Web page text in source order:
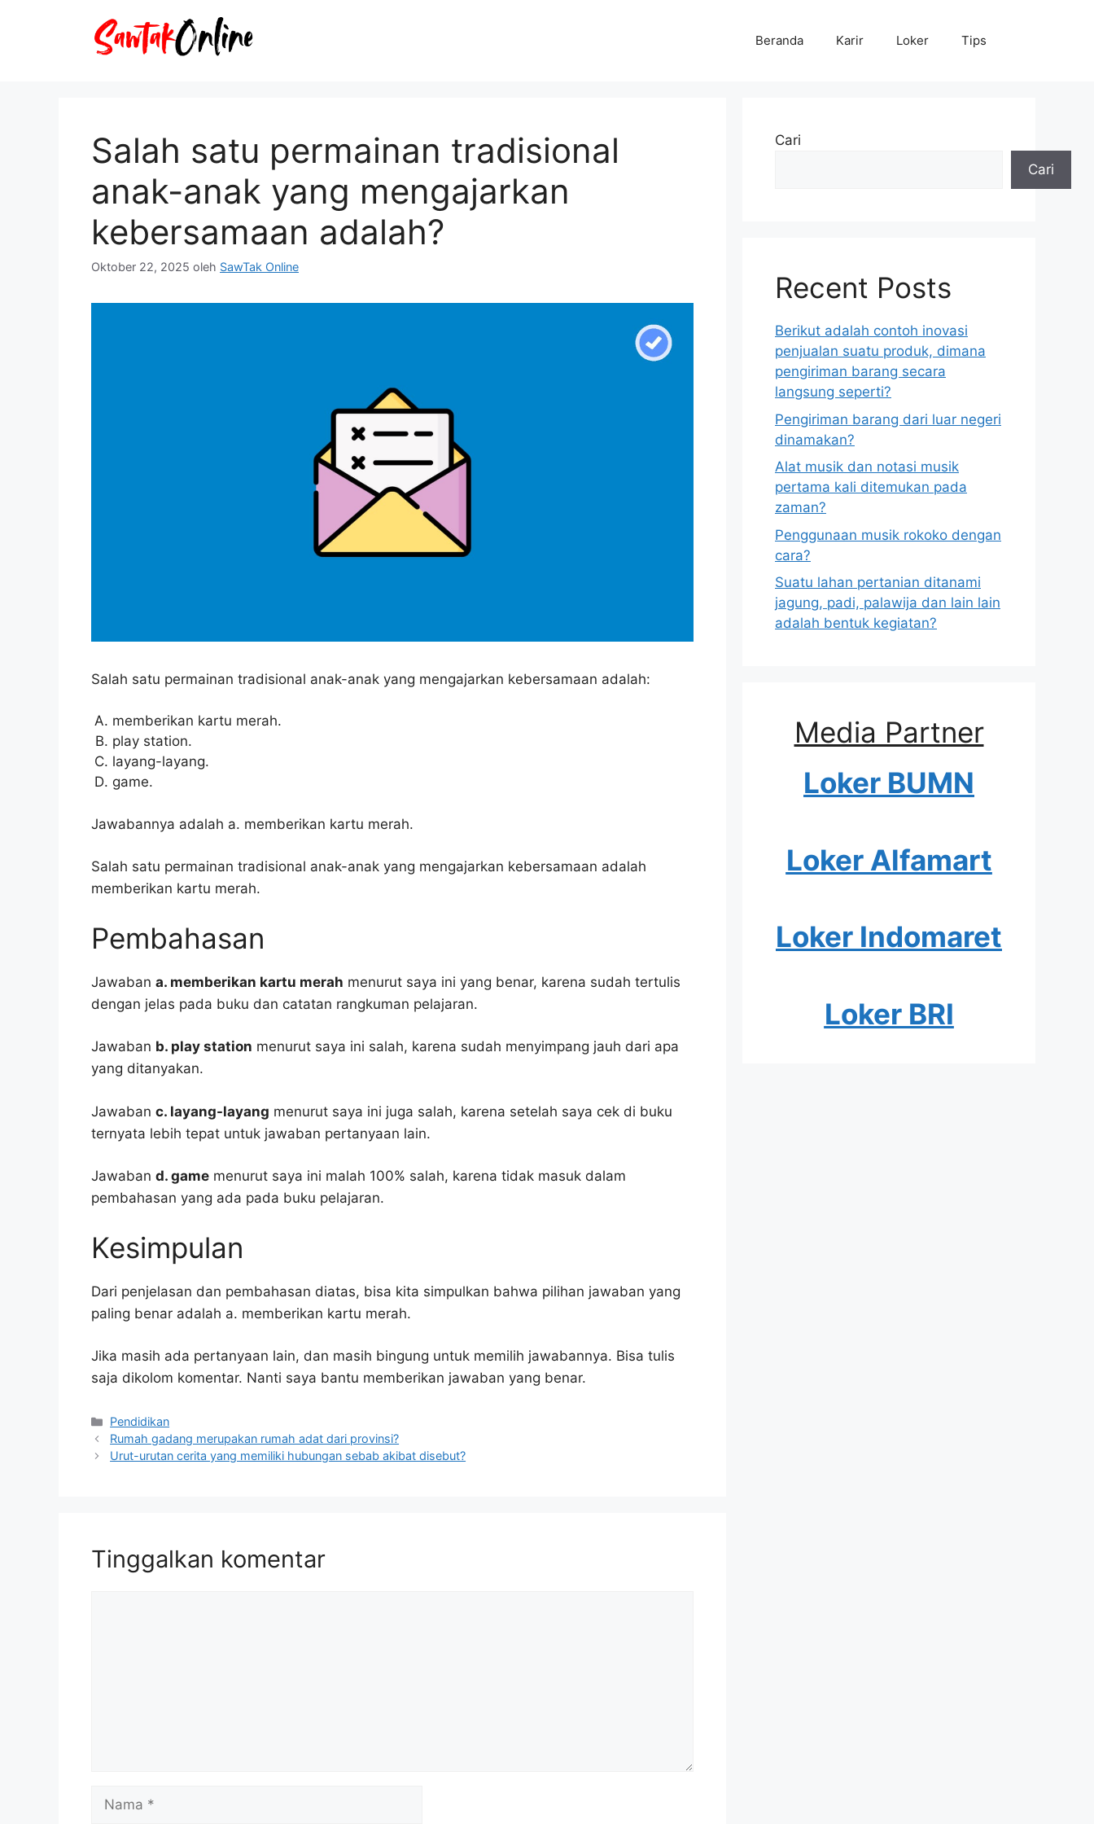
Beranda Karir Loker Tips
Salah satu permainan tradisional
anak-anak yang mengajarkan
kebersamaan adalah?
Oktober 22, 2025 oleh SawTak Online
Salah satu permainan tradisional anak-anak yang mengajarkan kebersamaan adalah:
memberikan kartu merah.
play station.
layang-layang.
game.
Jawabannya adalah a. memberikan kartu merah.
Salah satu permainan tradisional anak-anak yang mengajarkan kebersamaan adalah
memberikan kartu merah.
Pembahasan
Jawaban a. memberikan kartu merah menurut saya ini yang benar, karena sudah tertulis
dengan jelas pada buku dan catatan rangkuman pelajaran.
Jawaban b. play station menurut saya ini salah, karena sudah menyimpang jauh dari apa
yang ditanyakan.
Jawaban c. layang-layang menurut saya ini juga salah, karena setelah saya cek di buku
ternyata lebih tepat untuk jawaban pertanyaan lain.
Jawaban d. game menurut saya ini malah 100% salah, karena tidak masuk dalam
pembahasan yang ada pada buku pelajaran.
Kesimpulan
Dari penjelasan dan pembahasan diatas, bisa kita simpulkan bahwa pilihan jawaban yang
paling benar adalah a. memberikan kartu merah.
Jika masih ada pertanyaan lain, dan masih bingung untuk memilih jawabannya. Bisa tulis
saja dikolom komentar. Nanti saya bantu memberikan jawaban yang benar.
Kategori
Pendidikan
Rumah gadang merupakan rumah adat dari provinsi?
Urut-urutan cerita yang memiliki hubungan sebab akibat disebut?
Tinggalkan komentar
Nama
Cari
Cari
Recent Posts
Berikut adalah contoh inovasi
penjualan suatu produk, dimana
pengiriman barang secara
langsung seperti?
Pengiriman barang dari luar negeri
dinamakan?
Alat musik dan notasi musik
pertama kali ditemukan pada
zaman?
Penggunaan musik rokoko dengan
cara?
Suatu lahan pertanian ditanami
jagung, padi, palawija dan lain lain
adalah bentuk kegiatan?
Media Partner
Loker BUMN
Loker Alfamart
Loker Indomaret
Loker BRI